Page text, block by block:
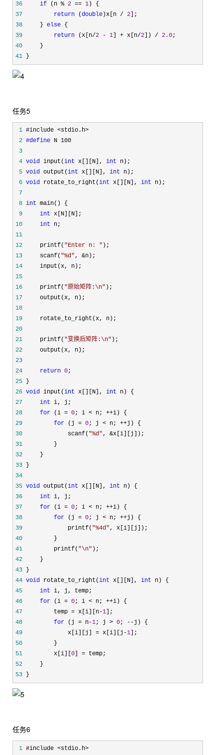
36
if (n % 2 == 1
37
return (double )x[n / 2
38
     }
else
39
return (x[n/2 - 1 ] + x[n/2 ]) / 2.0
40
41 }
任务5
1
2 #define
3
4 void input(int x[][N], int
5 void output(int x[][N], int
6 void rotate_to_right(int x[][N], int
7
8 int
9
int
10
int
11
12
     printf(
"Enter n: "
13
     scanf(
"%d", &
14
15
16
     printf(
"原始矩阵:\n"
17
18
19
20
21
     printf(
"变换后矩阵:\n"
22
23
24
return 0
25
26 void input(int x[][N], int
27
int
28
for (i = 0; i < n; ++
29
for (j = 0; j < n; ++
30
             scanf(
"%d", &
31
32
33
34
35 void output(int x[][N], int
36
int
37
for (i = 0; i < n; ++
38
for (j = 0; j < n; ++
39
             printf(
"%4d"
40
41
         printf(
"\n"
42
43
44 void rotate_to_right(int x[][N], int
45
int
46
for (i = 0; i < n; ++
47
         temp = x[i][n-
1
48
for (j = n-1; j > 0; --
49
             x[i][j] = x[i][j-
1
50
51
         x[i][
0 ] =
52
53 }
任务6
1